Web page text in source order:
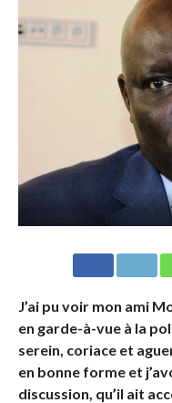
J’ai pu voir mon ami
en garde-à-vue à la
serein, coriace et
en bonne forme et
discussion, qu’il ait